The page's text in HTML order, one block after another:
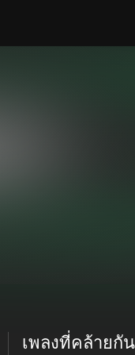
เพลงที่คล้ายกัน